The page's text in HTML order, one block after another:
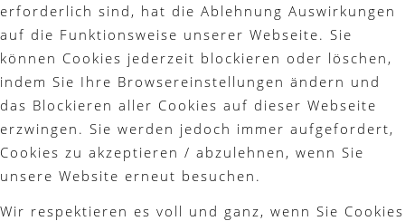
Menü
erforderlich sind, hat die Ablehnung Auswirkungen
auf die Funktionsweise unserer Webseite. Sie
können Cookies jederzeit blockieren oder löschen,
indem Sie Ihre Browsereinstellungen ändern und
das Blockieren aller Cookies auf dieser Webseite
erzwingen. Sie werden jedoch immer aufgefordert,
Cookies zu akzeptieren / abzulehnen, wenn Sie
unsere Website erneut besuchen.
Wir respektieren es voll und ganz, wenn Sie Cookies